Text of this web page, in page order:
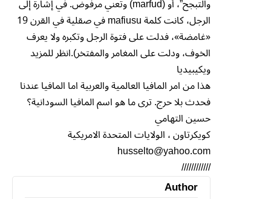
الرجل، كانت كلمة mafiusu في صقلية في القرن 19
«غامضة»، فدلت على فتوة الرجل وتكبره ولا يعرف
الخوف، ودلت على المغامر والمفتخر).انظر للمزيد
ويكيبيديا
هذا من امر المافيا العالمية والعربية اما المافيا عندنا
فحدث بلا حرج. ترى ما هو اسم المافيا السودانية؟
حسين التهامي
كويكرتاون ، الولايات المتحدة الامريكية
husselto@yahoo.com
////////////
Author